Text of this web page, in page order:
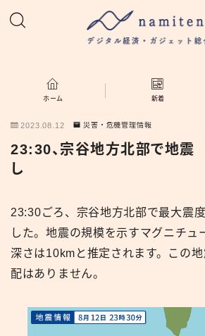
ホーム
新着
namiten.jp
ホーム 新着
2023.08.12 災害・危機管理情報
23:30、宗谷地方北部で地
し
23:30ごろ、宗谷地方北部で最大震
した。地震の規模を示すマグニチュ
深さは10kmと推定されます。この
配はありません。